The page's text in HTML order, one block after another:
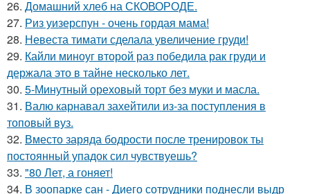
26. Домашний хлеб на СКОВОРОДЕ.
27. Риз уизерспун - очень гордая мама!
28. Невеста тимати сделала увеличение груди!
29. Кайли миноуг второй раз победила рак груди и
держала это в тайне несколько лет.
30. 5-Минутный ореховый торт без муки и масла.
31. Валю карнавал захейтили из-за поступления в
топовый вуз.
32. Вместо заряда бодрости после тренировок ты
постоянный упадок сил чувствуешь?
33. "80 Лет, а гоняет!
34. В зоопарке сан - Диего сотрудники поднесли выдр